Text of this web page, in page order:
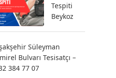
Tespiti
Beykoz
Süleyman
Bulvarı Tesisatçı –
384 77 07